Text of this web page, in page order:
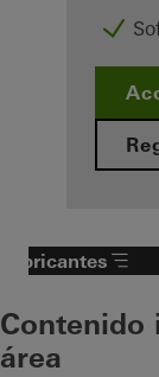
Fabricantes
Contenido
área